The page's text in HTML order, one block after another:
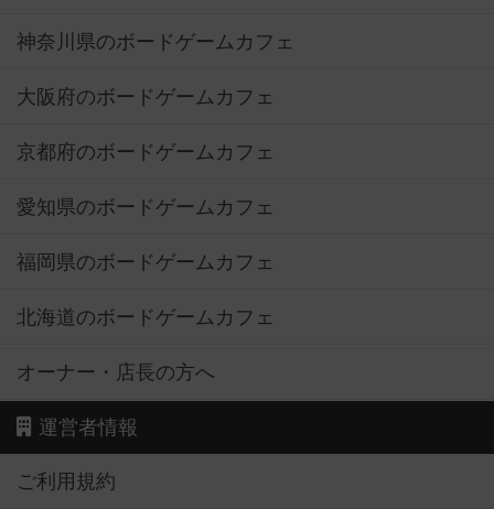
神奈川県のボードゲームカフェ
大阪府のボードゲームカフェ
京都府のボードゲームカフェ
愛知県のボードゲームカフェ
福岡県のボードゲームカフェ
北海道のボードゲームカフェ
オーナー・店長の方へ
運営者情報
ご利用規約